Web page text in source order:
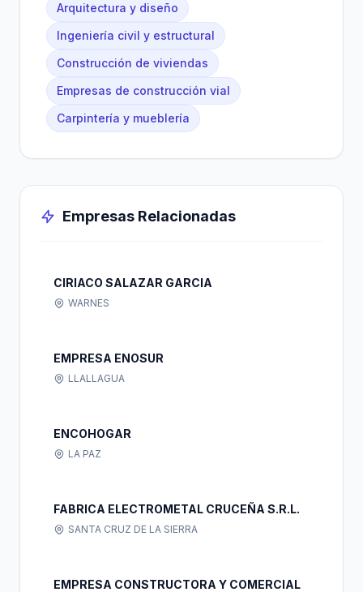
Arquitectura y diseño
Ingeniería civil y estructural
Construcción de viviendas
Empresas de construcción vial
Carpintería y mueblería
Empresas Relacionadas
CIRIACO SALAZAR GARCIA
WARNES
EMPRESA ENOSUR
LLALLAGUA
ENCOHOGAR
LA PAZ
FABRICA ELECTROMETAL CRUCEÑA S.R.L.
SANTA CRUZ DE LA SIERRA
EMPRESA CONSTRUCTORA Y COMERCIAL